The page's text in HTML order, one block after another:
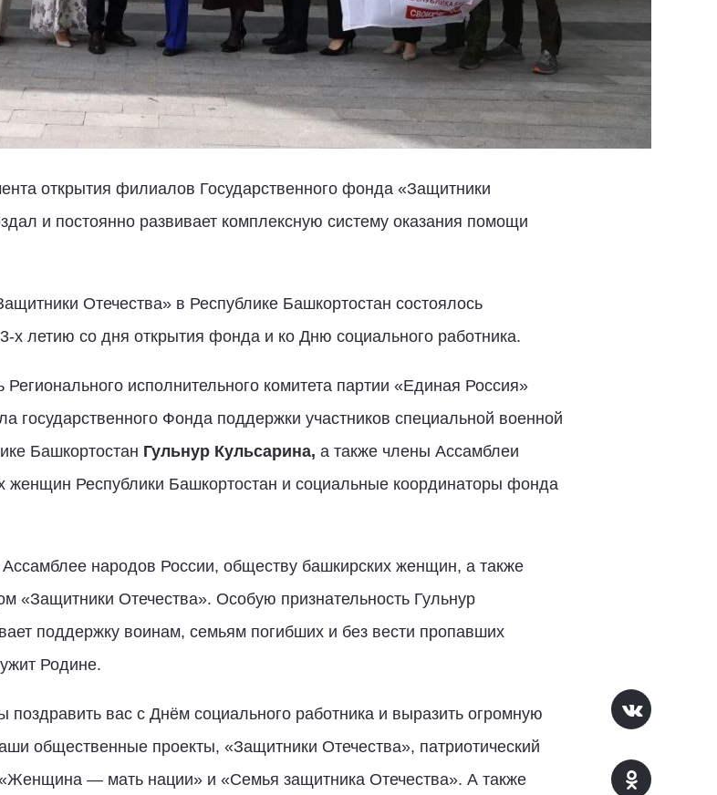
открытия филиалов Государственного фонда «Защитники
и постоянно развивает комплексную систему оказания помощи
Отечества» в Республике Башкортостан состоялось
х летию со дня открытия фонда и ко Дню социального работника.
исполнительного комитета партии «Единая Россия»
государственного Фонда поддержки участников специальной военной
Башкортостан Гульнур Кульсарина, а также члены Ассамблеи
Республики Башкортостан и социальные координаторы фонда
народов России, обществу башкирских женщин, а также
«Защитники Отечества». Особую признательность Гульнур
поддержку воинам, семьям погибших и без вести пропавших
Родине.
вас с Днём социального работника и выразить огромную
общественные проекты, «Защитники Отечества», патриотический
— мать нации» и «Семья защитника Отечества». А также